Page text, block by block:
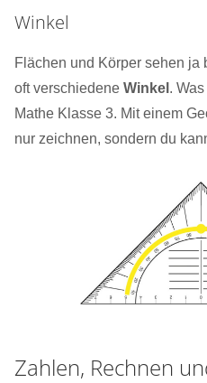
Winkel
Flächen und Körper sehen ja
oft verschiedene Winkel .
Mathe Klasse 3. Mit einem
nur zeichnen, sondern du
Zahlen, Rechnen